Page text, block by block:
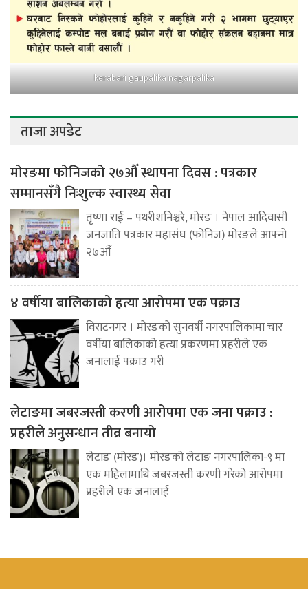
kerabari gaupalika nagarpalika
ताजा अपडेट
मोरङमा फोनिजको २७औँ स्थापना दिवस : पत्रकार
सम्मानसँगै निःशुल्क स्वास्थ्य सेवा
तृष्णा राई – पथरीशनिश्चरे, मोरङ । नेपाल आदिवासी
जनजाति पत्रकार महासंघ (फोनिज) मोरङले आफ्नो
२७औँ
४ वर्षीया बालिकाको हत्या आरोपमा एक पक्राउ
विराटनगर । मोरङको सुनवर्षी नगरपालिकामा चार
वर्षीया बालिकाको हत्या प्रकरणमा प्रहरीले एक
जनालाई पक्राउ गरी
लेटाङमा जबरजस्ती करणी आरोपमा एक जना पक्राउ :
प्रहरीले अनुसन्धान तीव्र बनायो
लेटाङ (मोरङ)। मोरङको लेटाङ नगरपालिका-९ मा
एक महिलामाथि जबरजस्ती करणी गरेको आरोपमा
प्रहरीले एक जनालाई